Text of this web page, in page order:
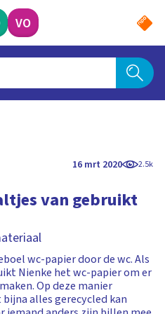
VO
16 mrt 2020 2.5k
van gebruikt
wc-papier door de wc. Als
Nienke het wc-papier om er
Op deze manier
alles gerecycled kan